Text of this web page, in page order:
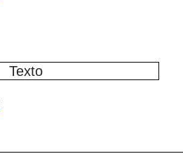
Texto